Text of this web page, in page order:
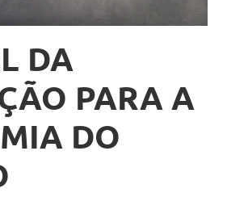
DA
PARA A
DO